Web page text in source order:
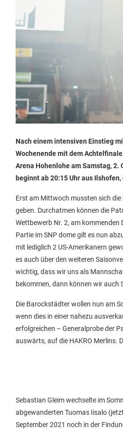
Nach einem intensiven Einstieg
Wochenende mit dem
Arena Hohenlohe am Samstag,
beginnt ab 20:15 Uhr aus
Erst am Mittwoch mussten sich
geben. Durchatmen können die
Wettbewerb Nr. 2, am
Partie im SNP dome gilt es nun
mit lediglich 2 US-Amerikanern
es auch über den weiteren
wichtig, dass wir uns als
bekommen, dann können wir auch
Die Barockstädter wollen nun am
wenn dies in einer nahezu
erfolgreichen – Generalprobe der
auswärts, auf die HAKRO Merlins.
Sebastian Gleim wechselte im
abgewanderten Tuomas Iisalo
September 2021 noch in der